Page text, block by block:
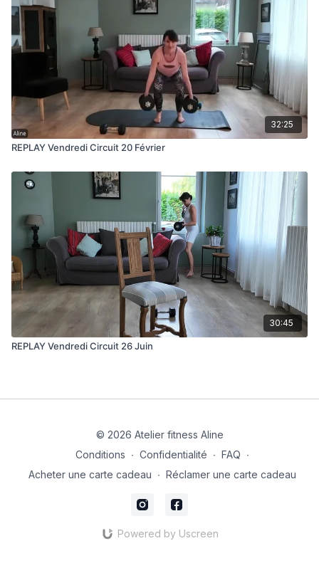
32:25
REPLAY Vendredi Circuit 20 Février
30:45
REPLAY Vendredi Circuit 26 Juin
© 2026 Atelier fitness Aline
Conditions ∙ Confidentialité ∙ FAQ ∙
Acheter une carte cadeau ∙ Réclamer une carte cadeau
Powered by Uscreen